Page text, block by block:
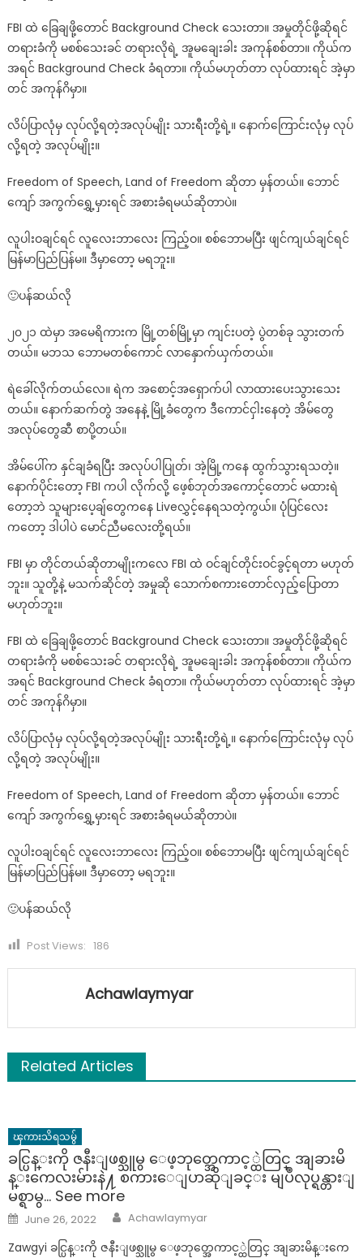
တစ်
ကောင်
ကို
ပြ
လိုက်
ပန်
ဆယ်
FBI ထဲ ခြေချဖို့တောင် Background Check သေးတာ။ အမှုတိုင်ဖို့ဆိုရင်
တရားခံကို မစစ်သေးခင် တရားလိုရဲ့ အူမချေးခါး အကုန်စစ်တာ။ ကိုယ်က
အရင် Background Check ခံရတာ။ ကိုယ်မဟုတ်တာ လုပ်ထားရင် အဲ့မှာ
တင် အကုန်ဂိမှာ။
လိပ်ပြာလုံမှ လုပ်လို့ရတဲ့အလုပ်မျိုး သားရီးတို့ရဲ့။ နောက်ကြောင်းလုံမှ လုပ်
လို့ရတဲ့ အလုပ်မျိုး။
Freedom of Speech, Land of Freedom ဆိုတာ မှန်တယ်။ ဘောင်
ကျော် အကွက်ရွှေ့မှားရင် အစားခံရမယ်ဆိုတာပဲ။
လူပါးဝချင်ရင် လူလေးဘာလေး ကြည့်ဝ။ စစ်ဘောမပြီး ဖျင်ကျယ်ချင်ရင်
မြန်မာပြည်ပြန်မ။ ဒီမှာတော့ မရဘူး။
🙂ပန်ဆယ်လို
၂၀၂၁ ထဲမှာ အမေရိကားက မြို့တစ်မြို့မှာ ကျင်းပတဲ့ ပွဲတစ်ခု သွားတက်
တယ်။ မဘသ ဘောမတစ်ကောင် လာနှောက်ယှက်တယ်။
ရဲခေါ်လိုက်တယ်လေ။ ရဲက အစောင့်အရှောက်ပါ လာထားပေးသွားသေး
တယ်။ နောက်ဆက်တွဲ အနေနဲ့ မြို့ခံတွေက ဒီကောင်ငှါးနေတဲ့ အိမ်တွေ
အလုပ်တွေဆီ စာပို့တယ်။
အိမ်ပေါ်က နှင်ချခံရပြီး အလုပ်ပါပြုတ်၊ အဲ့မြို့ကနေ ထွက်သွားရသတဲ့။
နောက်ပိုင်းတော့ FBI ကပါ လိုက်လို့ ဖေ့စ်ဘုတ်အကောင့်တောင် မထားရဲ
တော့ဘဲ သူများပေ့ချ်တွေကနေ Liveလွှင့်နေရသတဲ့ကွယ်။ ပုံပြင်လေး
ကတော့ ဒါပါပဲ မောင်ညီမလေးတို့ရယ်။
FBI မှာ တိုင်တယ်ဆိုတာမျိုးကလေ FBI ထဲ ဝင်ချင်တိုင်းဝင်ခွင့်ရတာ မဟုတ်
ဘူး။ သူတို့နဲ့ မသက်ဆိုင်တဲ့ အမှုဆို သောက်စကားတောင်လှည့်ပြောတာ
မဟုတ်ဘူး။
FBI ထဲ ခြေချဖို့တောင် Background Check သေးတာ။ အမှုတိုင်ဖို့ဆိုရင်
တရားခံကို မစစ်သေးခင် တရားလိုရဲ့ အူမချေးခါး အကုန်စစ်တာ။ ကိုယ်က
အရင် Background Check ခံရတာ။ ကိုယ်မဟုတ်တာ လုပ်ထားရင် အဲ့မှာ
တင် အကုန်ဂိမှာ။
လိပ်ပြာလုံမှ လုပ်လို့ရတဲ့အလုပ်မျိုး သားရီးတို့ရဲ့။ နောက်ကြောင်းလုံမှ လုပ်
လို့ရတဲ့ အလုပ်မျိုး။
Freedom of Speech, Land of Freedom ဆိုတာ မှန်တယ်။ ဘောင်
ကျော် အကွက်ရွှေ့မှားရင် အစားခံရမယ်ဆိုတာပဲ။
လူပါးဝချင်ရင် လူလေးဘာလေး ကြည့်ဝ။ စစ်ဘောမပြီး ဖျင်ကျယ်ချင်ရင်
မြန်မာပြည်ပြန်မ။ ဒီမှာတော့ မရဘူး။
🙂ပန်ဆယ်လို
Post Views: 186
Achawlaymyar
Related Articles
ၾကားသိရသမွ်
ခင္ပြန္းကို ဇနီးျဖစ္သူမွ ေဖ့ဘုတ္အေကာင့္ထဲတြင္ အျခားမိ
န္းကေလးမ်ားနဲ႔ စကားေျပာဆိုျခင္း မျပဳလုပ္ရန္တားျ
မစ္ရာမွ… See more
Posted
on
June 26, 2022 Author
Achawlaymyar
Zawgyi ခင္ပြန္းကို ဇနီးျဖစ္သူမွ ေဖ့ဘုတ္အေကာင့္ထဲတြင္ အျခားမိန္းကေ